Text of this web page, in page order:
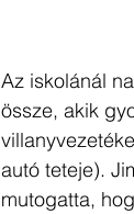
Az iskolánál
össze, akik
autó teteje).
mutogatta,